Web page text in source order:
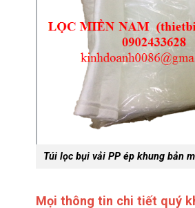
Túi lọc bụi vải PP ép khung bản
Mọi thông tin chi tiết quý